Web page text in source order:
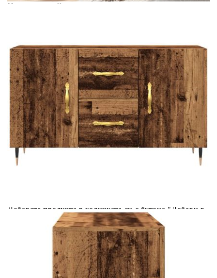
Материал:
Инженерно дърво, метал
Купи на изплащане
Credit calculator
Сайдборд, старо дърво, 100x36x60 см, инженерно
дърво
Please select credit institution
Цена на продукта: €99.00
Extraction of information from credit institutions
Предоставената таблица е с информационна цел.
Добавете продукта в количката си с бутона "Добави в
количката" и при поръчка ще можете да изберете броя
вноски на кредита.
Acest tabel are caracter informativ. Adăugați produsul în
Добавете продукта в количката си с бутона "Добави в
количката" и при поръчка ще можете да изберете броя
вноски на кредита.
Предоставената таблица е с информационна цел.
Добавете продукта в количката си с бутона "Добави в
количката" и при поръчка ще можете да изберете броя
вноски на кредита.